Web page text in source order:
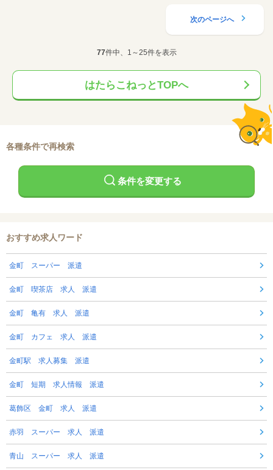
次のページへ
77件中、1～25件を表示
はたらこねっとTOPへ
各種条件で再検索
条件を変更する
おすすめ求人ワード
金町 スーパー 派遣
金町 喫茶店 求人 派遣
金町 亀有 求人 派遣
金町 カフェ 求人 派遣
金町駅 求人募集 派遣
金町 短期 求人情報 派遣
葛飾区 金町 求人 派遣
赤羽 スーパー 求人 派遣
青山 スーパー 求人 派遣